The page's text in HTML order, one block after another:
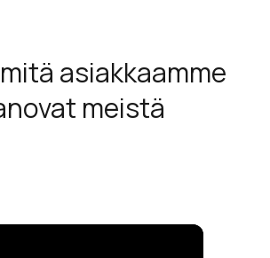
asiakkaamme
meistä